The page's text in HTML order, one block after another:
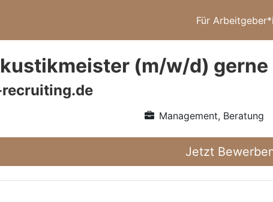
Für
(m/w/d)
Management, Beratung
Jetzt